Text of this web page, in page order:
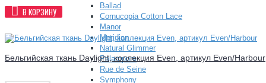
Ballad
Cornucopia Cotton Lace
Manor
Meridian
Natural Glimmer
Palampore
Rue de Seine
Symphony
В КОРЗИНУ
Бельгийская ткань Daylight, коллекция Even, артикул Even/Harbour